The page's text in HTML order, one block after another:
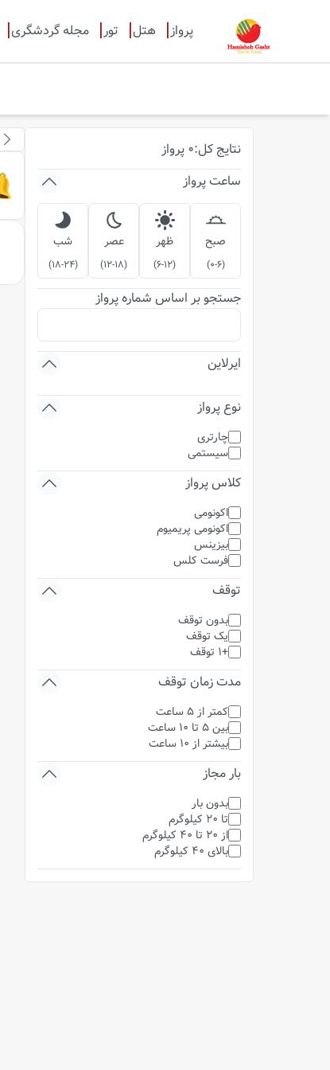
پرواز هتل تور مجله گردشگری
نتایج کل:
0 پرواز
ساعت پرواز
صبح
(
0-6
)
ظهر
(
6-12
)
عصر
(
12-18
)
شب
(
18-24
)
جستجو بر اساس شماره پرواز
ایرلاین
نوع پرواز
چارتری
سیستمی
کلاس پرواز
اکونومی
اکونومی پریمیوم
بیزینس
فرست کلس
توقف
بدون توقف
یک توقف
+1 توقف
مدت زمان توقف
کمتر از 5 ساعت
بین 5 تا 10 ساعت
بیشتر از 10 ساعت
بار مجاز
بدون بار
تا 20 کیلوگرم
از 20 تا 40 کیلوگرم
بالای 40 کیلوگرم